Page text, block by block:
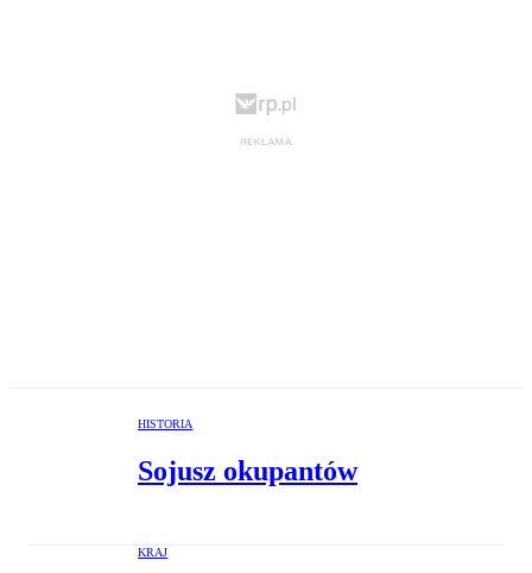
HISTORIA
Sojusz okupantów
KRAJ